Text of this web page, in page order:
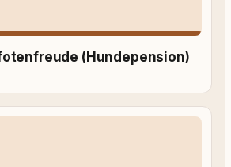
(Hundepension)